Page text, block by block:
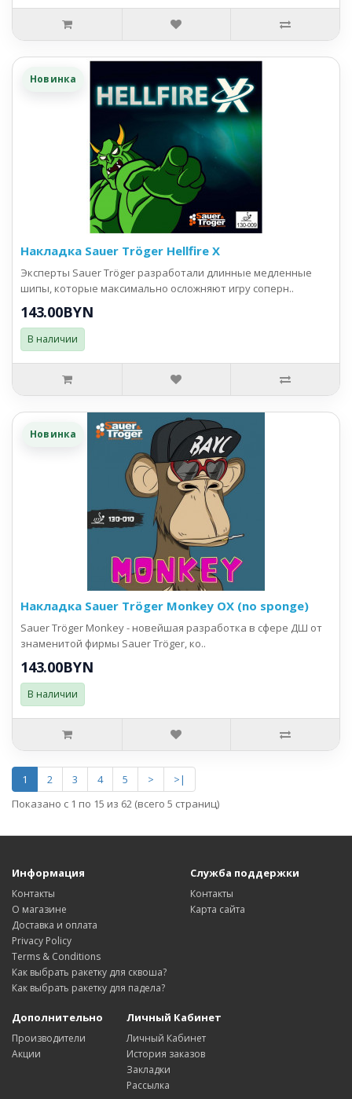
Новинка
Накладка Sauer Tröger Hellfire X
Эксперты Sauer Tröger разработали длинные медленные
шипы, которые максимально осложняют игру соперн..
143.00BYN
В наличии
Новинка
Накладка Sauer Tröger Monkey OX (no sponge)
Sauer Tröger Monkey - новейшая разработка в сфере ДШ от
знаменитой фирмы Sauer Tröger, ко..
143.00BYN
В наличии
1 2 3 4 5 >
>|
Показано с 1 по 15 из 62 (всего 5 страниц)
Информация
Контакты
О магазине
Доставка и оплата
Privacy Policy
Terms & Conditions
Как выбрать ракетку для сквоша?
Как выбрать ракетку для падела?
Служба поддержки
Контакты
Карта сайта
Дополнительно
Производители
Акции
Личный Кабинет
Личный Кабинет
История заказов
Закладки
Рассылка